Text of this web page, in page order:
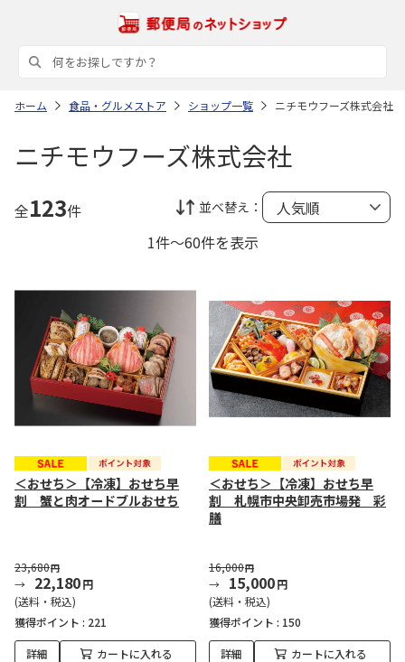
ホーム 食品・グルメストア ショップ一覧 ニチモウフーズ株式会社
ニチモウフーズ株式会社
全123件 並べ替え：
1件～60件を表示
＜おせち＞【冷凍】おせち早
割 蟹と肉オードブルおせち
23,680円
22,180円
(送料・税込)
獲得ポイント : 221
詳細 カートに入れる
＜おせち＞【冷凍】おせち早
割 札幌市中央卸売市場発 彩
膳
16,000円
15,000円
(送料・税込)
獲得ポイント : 150
詳細 カートに入れる